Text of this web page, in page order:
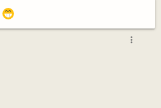
;D
more_vert